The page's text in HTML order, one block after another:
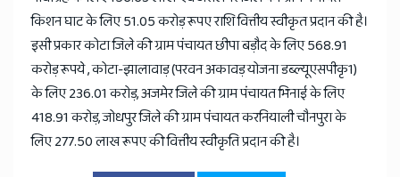
किशन घाट के लिए 51.05 करोड़ रूपए राशि वित्तीय स्वीकृत प्रदान की है।
इसी प्रकार कोटा जिले की ग्राम पंचायत छीपा बड़ौद के लिए 568.91
करोड़ रूपये , कोटा-झालावाड़ (परवन अकावड़ योजना डब्ल्यूएसपीकृ1)
के लिए 236.01 करोड़, अजमेर जिले की ग्राम पंचायत भिनाई के लिए
418.91 करोड़, जोधपुर जिले की ग्राम पंचायत करनियाली चौनपुरा के
लिए 277.50 लाख रूपए की वित्तीय स्वीकृति प्रदान की है।